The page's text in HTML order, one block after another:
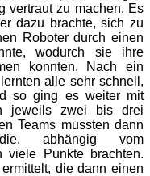
vertraut zu machen. Es
dazu brachte, sich zu
Roboter durch einen
wodurch sie ihre
konnten. Nach ein
alle sehr schnell,
so ging es weiter mit
jeweils zwei bis drei
Teams mussten dann
abhängig vom
viele Punkte brachten.
die dann einen